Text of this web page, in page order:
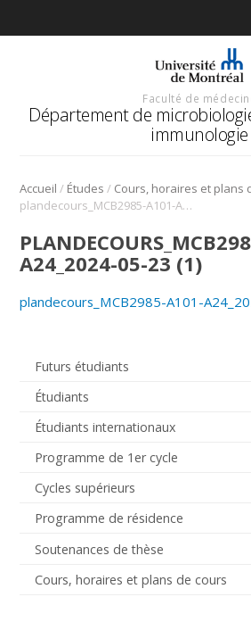
Faculté de
Département de
immunologie
Accueil / Études /
plandecours_MCB2985-A101-A24_2024-05-23 (1)
Futurs étudiants
Étudiants
Étudiants internationaux
Programme de 1er cycle
Cycles supérieurs
Programme de résidence
Soutenances de thèse
Cours, horaires et plans de cours
A24_2024-05-23 (1)
plandecours_MCB2985-A101-